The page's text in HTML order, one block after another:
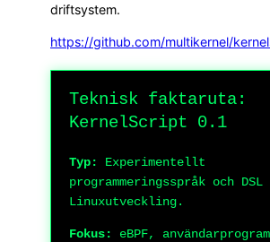
driftsystem.
https://github.com/multikernel/
Teknisk faktaruta:
KernelScript 0.1
Typ:
Experimentellt
programmeringsspråk och
Linuxutveckling.
Fokus:
eBPF,